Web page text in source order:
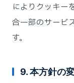
によりクッキー
合一部のサービ
す。
9. 本方針の